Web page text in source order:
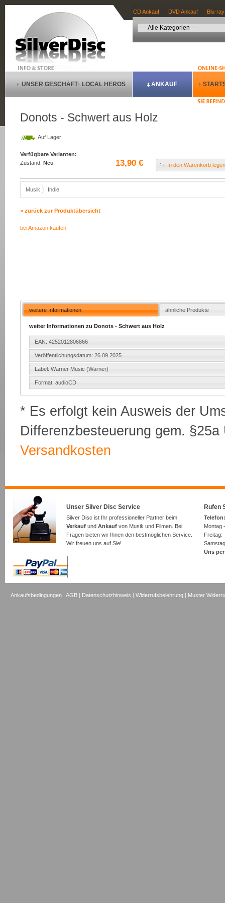
CD Ankauf DVD Ankauf Blu-
UNSER GESCHÄFT LOCAL HEROS ANKAUF
Donots - Schwert aus Holz
Auf Lager
Verfügbare Varianten:
Zustand: Neu 13,90 € In den Warenkorb
Musik Indie
» zurück zur Produktübersicht
bei Amazon kaufen
weitere Informationen ähnliche Produkte
weiter Informationen zu Donots - Schwert aus Holz
EAN: 4252012806866
Veröffentlichungsdatum: 26.09.2025
Label: Warner Music (Warner)
Format: audioCD
* Es erfolgt kein Ausweis der
Differenzbesteuerung gem.
Versandkosten
Unser Silver Disc Service
Silver Disc ist Ihr professioneller Partner beim
Verkauf und Ankauf von Musik und Filmen. Bei
Fragen bieten wir Ihnen den bestmöglichen Service.
Wir freuen uns auf Sie!
Rufen
Montag
Uns
Ankaufsbedingungen |AGB | Datenschutzhinweis |Widerrufsbelehrung | Muster